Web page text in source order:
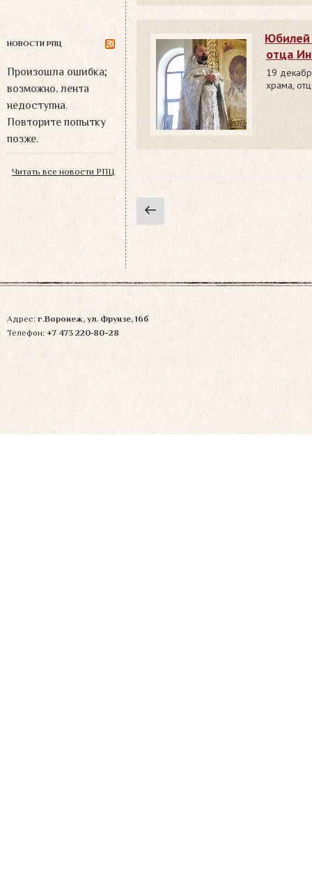
НОВОСТИ РПЦ
Произошла ошибка;
возможно, лента
недоступна.
Повторите попытку
позже.
Читать все новости РПЦ
Юбилей
отца
19
храма,
Навигация
постраница
Адрес: г.Воронеж, ул. Фрунзе, 16б
Телефон: +7 473 220‑80-28